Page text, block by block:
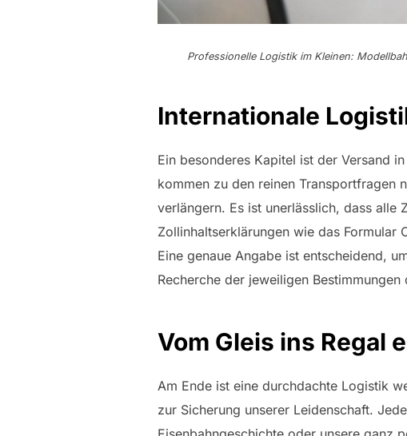
Professionelle Logistik im Kleinen:
Internationale
Ein besonderes Kapitel ist der Versand
kommen zu den reinen Transportfragen
verlängern. Es ist unerlässlich, dass
Zollinhaltserklärungen wie das Formular
Eine genaue Angabe ist entscheidend,
Recherche der jeweiligen
Vom Gleis ins Regal
Am Ende ist eine durchdachte Logistik
zur Sicherung unserer Leidenschaft.